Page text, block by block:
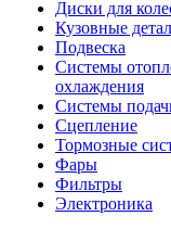
Диски для
Кузовные
Подвеска
Системы
охлаждения
Системы
Сцепление
Тормозные
Фары
Фильтры
Электроника